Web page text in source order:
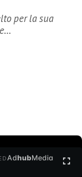
per la sua
AdhubMedia